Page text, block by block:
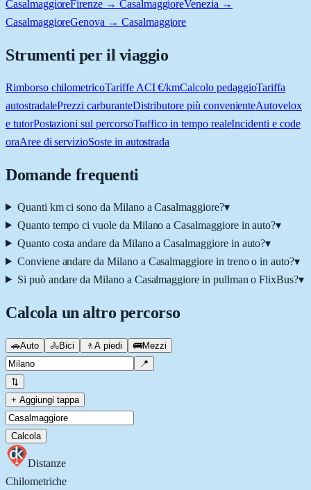
CasalmaggioreFirenze → CasalmaggioreVenezia →
CasalmaggioreGenova → Casalmaggiore
Strumenti per il viaggio
Rimborso chilometricoTariffe ACI €/kmCalcolo pedaggioTariffa
autostradalePrezzi carburanteDistributore più convenienteAutovelox
e tutorPostazioni sul percorsoTraffico in tempo realeIncidenti e code
oraAree di servizioSoste in autostrada
Domande frequenti
Quanti km ci sono da Milano a Casalmaggiore?▾
Quanto tempo ci vuole da Milano a Casalmaggiore in auto?▾
Quanto costa andare da Milano a Casalmaggiore in auto?▾
Conviene andare da Milano a Casalmaggiore in treno o in auto?▾
Si può andare da Milano a Casalmaggiore in pullman o FlixBus?▾
Calcola un altro percorso
🚗Auto 🚴Bici 🚶 A piedi 🚌Mezzi
📍
⇅
+ Aggiungi tappa
Calcola
Distanze
Chilometriche